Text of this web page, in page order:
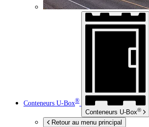
Conteneurs U-Box®
Conteneurs U-Box®
Retour au menu principal